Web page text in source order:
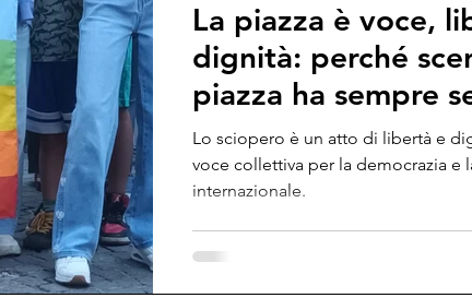
La piazza è voce,
dignità: perché
piazza ha sempre
Lo sciopero è un atto di libertà e
voce collettiva per la democrazia e
internazionale.